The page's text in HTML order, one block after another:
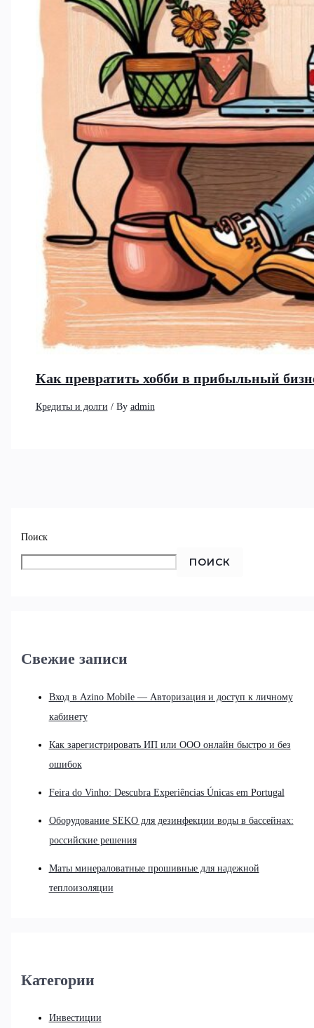
Поиск
ПОИСК
Свежие записи
Вход в Azino Mobile — Авторизация и доступ к личному
кабинету
Как зарегистрировать ИП или ООО онлайн быстро и без
ошибок
Feira do Vinho: Descubra Experiências Únicas em Portugal
Оборудование SEKO для дезинфекции воды в бассейнах:
российские решения
Маты минераловатные прошивные для надежной
теплоизоляции
Категории
Инвестиции
Как превратить хобби в прибыльный
Кредиты и долги / By admin